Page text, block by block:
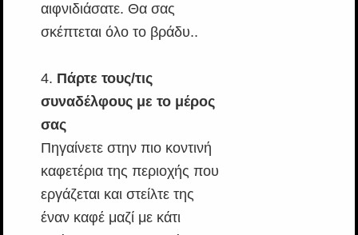
αιφνιδιάσατε. Θα σας
σκέπτεται όλο το βράδυ..
4. Πάρτε τους/τις
συναδέλφους με το μέρος
σας
Πηγαίνετε στην πιο κοντινή
καφετέρια της περιοχής που
εργάζεται και στείλτε της
έναν καφέ μαζί με κάτι